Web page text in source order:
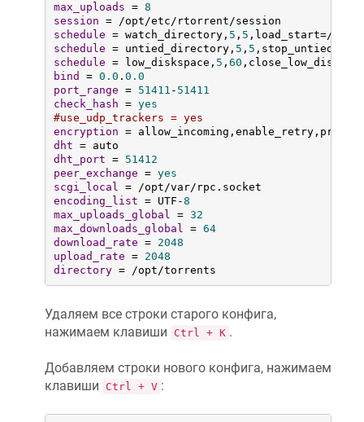
max_uploads = 8
session
schedule = watch_directory, 5 , 5
schedule = untied_directory, 5 , 5
schedule = low_diskspace, 5 , 60
bind
= 0.0 . 0.0
port_range = 51411 - 51411
check_hash = yes
#use_udp_trackers = yes
encryption
dht
dht_port = 51412
peer_exchange = yes
scgi_local
encoding_list = UTF-8
max_uploads_global = 32
max_downloads_global = 64
download_rate = 2048
upload_rate = 2048
directory = /opt/torrents
Удаляем все строки старого конфига,
нажимаем клавиши
Ctrl + K .
Добавляем строки нового конфига, нажимаем
клавиши
Ctrl + V :